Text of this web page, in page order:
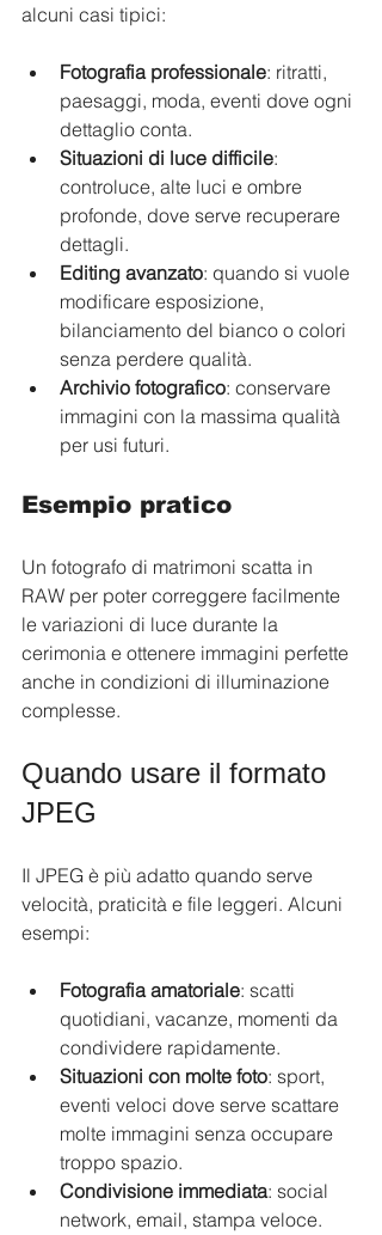
alcuni casi tipici:
Fotografia professionale: ritratti,
paesaggi, moda, eventi dove ogni
dettaglio conta.
Situazioni di luce difficile:
controluce, alte luci e ombre
profonde, dove serve recuperare
dettagli.
Editing avanzato: quando si vuole
modificare esposizione,
bilanciamento del bianco o colori
senza perdere qualità.
Archivio fotografico: conservare
immagini con la massima qualità
per usi futuri.
Esempio pratico
Un fotografo di matrimoni scatta in
RAW per poter correggere facilmente
le variazioni di luce durante la
cerimonia e ottenere immagini perfette
anche in condizioni di illuminazione
complesse.
Quando usare il formato
JPEG
Il JPEG è più adatto quando serve
velocità, praticità e file leggeri. Alcuni
esempi:
Fotografia amatoriale: scatti
quotidiani, vacanze, momenti da
condividere rapidamente.
Situazioni con molte foto: sport,
eventi veloci dove serve scattare
molte immagini senza occupare
troppo spazio.
Condivisione immediata: social
network, email, stampa veloce.